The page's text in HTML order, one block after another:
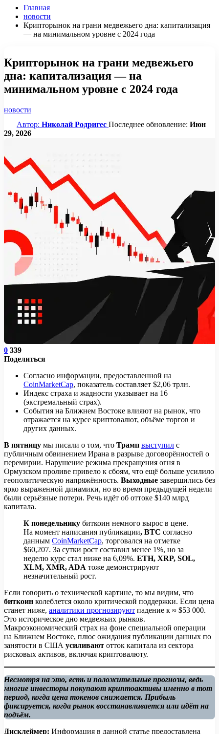
Главная
новости
Крипторынок на грани медвежьего дна: капитализация
— на минимальном уровне с 2024 года
Крипторынок на грани медвежьего
дна: капитализация — на
минимальном уровне с 2024 года
новости
Автор: Николай Родригес Последнее обновление: Июн
29, 2026
0 339
Поделиться
Согласно информации, предоставленной на
CoinMarketCap, показатель составляет $2,06 трлн.
Индекс страха и жадности указывает на 16
(экстремальный страх).
События на Ближнем Востоке влияют на рынок, что
отражается на курсе криптовалют, объёме торгов и
других данных.
В пятницу мы писали о том, что Трамп выступил с
публичным обвинением Ирана в разрыве договорённостей о
перемирии. Нарушение режима прекращения огня в
Ормузском проливе привело к сбоям, что ещё больше усилило
геополитическую напряжённость. Выходные завершились без
ярко выраженной динамики, но во время предыдущей недели
были серьёзные потери. Речь идёт об оттоке $140 млрд
капитала.
К понедельнику биткоин немного вырос в цене.
На момент написания публикации, BTC согласно
данным CoinMarketCap, торговался на отметке
$60,207. За сутки рост составил менее 1%, но за
неделю курс стал ниже на 6,09%. ETH, XRP, SOL,
XLM, XMR, ADA тоже демонстрируют
незначительный рост.
Если говорить о технической картине, то мы видим, что
биткоин колеблется около критической поддержки. Если цена
станет ниже, аналитики прогнозируют падение к ≈ $53 000.
Это историческое дно медвежьих рынков.
Макроэкономический страх на фоне специальной операции
на Ближнем Востоке, плюс ожидания публикации данных по
занятости в США усиливают отток капитала из сектора
рисковых активов, включая криптовалюту.
Несмотря на это, есть и положительные прогнозы, ведь
многие инвесторы покупают криптоактивы именно в тот
период, когда цена токенов снижается. Прибыль
фиксируется, когда рынок восстанавливается или идёт на
подъём.
Дисклеймер: Информация в данной статье предоставлена